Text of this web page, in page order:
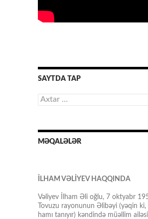
SAYTDA TAP
Axtarış:
MƏQALƏLƏR
İLHAM VƏLİYEV HAQQINDA
Vəliyev İlham Əli oğlu, 7 oktyabr
Tovuzu rayonunun Əlibəyi (yəqin
hamı tanıyır) kəndində müəllim